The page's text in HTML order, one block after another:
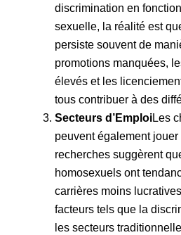
discrimination en
sexuelle, la réalité est
persiste souvent de
promotions manquées,
élevés et les
tous contribuer à des
Secteurs d’EmploiLes
peuvent également
recherches suggèrent
homosexuels ont
carrières moins
facteurs tels que la
les secteurs